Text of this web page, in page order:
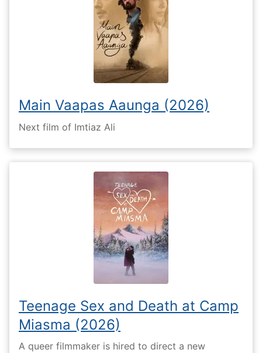
Main Vaapas Aaunga (2026)
Next film of Imtiaz Ali
Teenage Sex and Death at Camp
Miasma (2026)
A queer filmmaker is hired to direct a new